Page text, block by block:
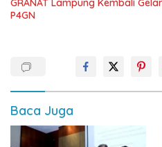
GRANAT Lampung Kembali
P4GN
Baca Juga